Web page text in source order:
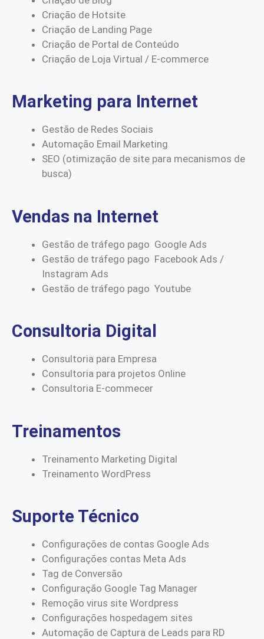
Criação de Hotsite
Criação de Landing Page
Criação de Portal de Conteúdo
Criação de Loja Virtual / E-commerce
Marketing para Internet
Gestão de Redes Sociais
Automação Email Marketing
SEO (otimização de site para mecanismos de
busca)
Vendas na Internet
Gestão de tráfego pago Google Ads
Gestão de tráfego pago Facebook Ads /
Instagram Ads
Gestão de tráfego pago Youtube
Consultoria Digital
Consultoria para Empresa
Consultoria para projetos Online
Consultoria E-commecer
Treinamentos
Treinamento Marketing Digital
Treinamento WordPress
Suporte Técnico
Configurações de contas Google Ads
Configurações contas Meta Ads
Tag de Conversão
Configuração Google Tag Manager
Remoção virus site Wordpress
Configurações hospedagem sites
Automação de Captura de Leads para RD